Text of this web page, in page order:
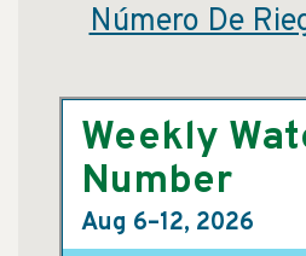
Número De